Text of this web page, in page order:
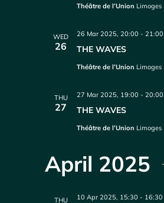
Théâtre de l’Union Limoges
WED
26 THE WAVES
26 Mar 2025, 20:00 -21:00
Théâtre de l’Union Limoges
THU
27 THE WAVES
27 Mar 2025, 19:00 -20:00
Théâtre de l’Union Limoges
April 2025
THU 10 Apr 2025, 15:30 - 16:30